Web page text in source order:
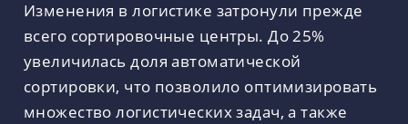
Изменения в логистике затронули прежде
всего сортировочные центры. До 25%
увеличилась доля автоматической
сортировки, что позволило оптимизировать
множество логистических задач, а также